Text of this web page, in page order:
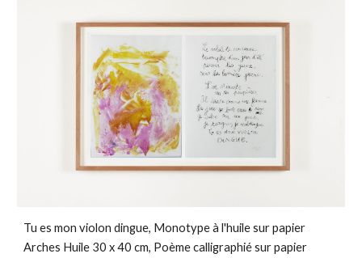
Tu es mon violon dingue, Monotype à l'huile sur papier
Arches Huile 30 x 40 cm, Poème calligraphié sur papier